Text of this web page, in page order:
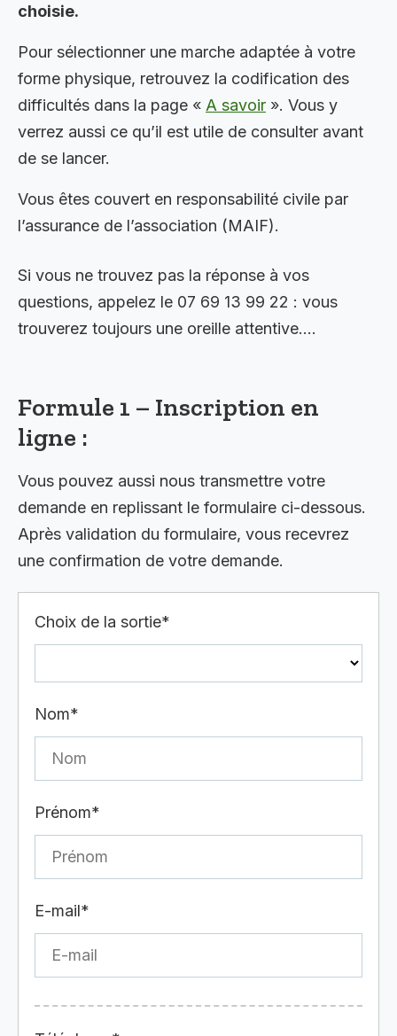
choisie.
Pour sélectionner une marche adaptée à votre
forme physique, retrouvez la codification des
difficultés dans la page « A savoir ». Vous y
verrez aussi ce qu’il est utile de consulter avant
de se lancer.
Vous êtes couvert en responsabilité civile par
l’assurance de l’association (MAIF).
Si vous ne trouvez pas la réponse à vos
questions, appelez le 07 69 13 99 22 : vous
trouverez toujours une oreille attentive….
Formule 1 – Inscription en
ligne :
Vous pouvez aussi nous transmettre votre
demande en replissant le formulaire ci-dessous.
Après validation du formulaire, vous recevrez
une confirmation de votre demande.
Choix de la sortie*
Nom*
Prénom*
E-mail*